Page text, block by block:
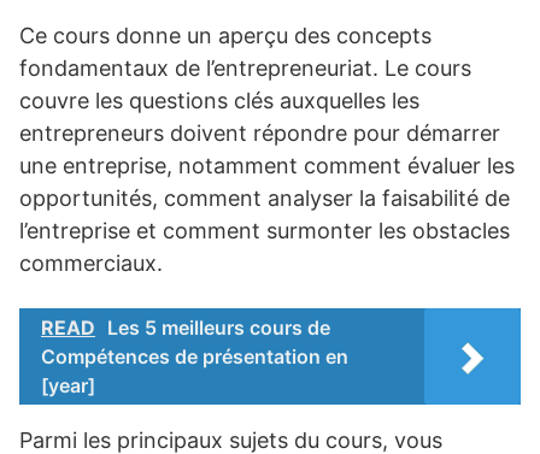
Ce cours donne un aperçu des concepts
fondamentaux de l’entrepreneuriat. Le cours
couvre les questions clés auxquelles les
entrepreneurs doivent répondre pour démarrer
une entreprise, notamment comment évaluer les
opportunités, comment analyser la faisabilité de
l’entreprise et comment surmonter les obstacles
commerciaux.
READ Les 5 meilleurs cours de
Compétences de présentation en
[year]
Parmi les principaux sujets du cours, vous